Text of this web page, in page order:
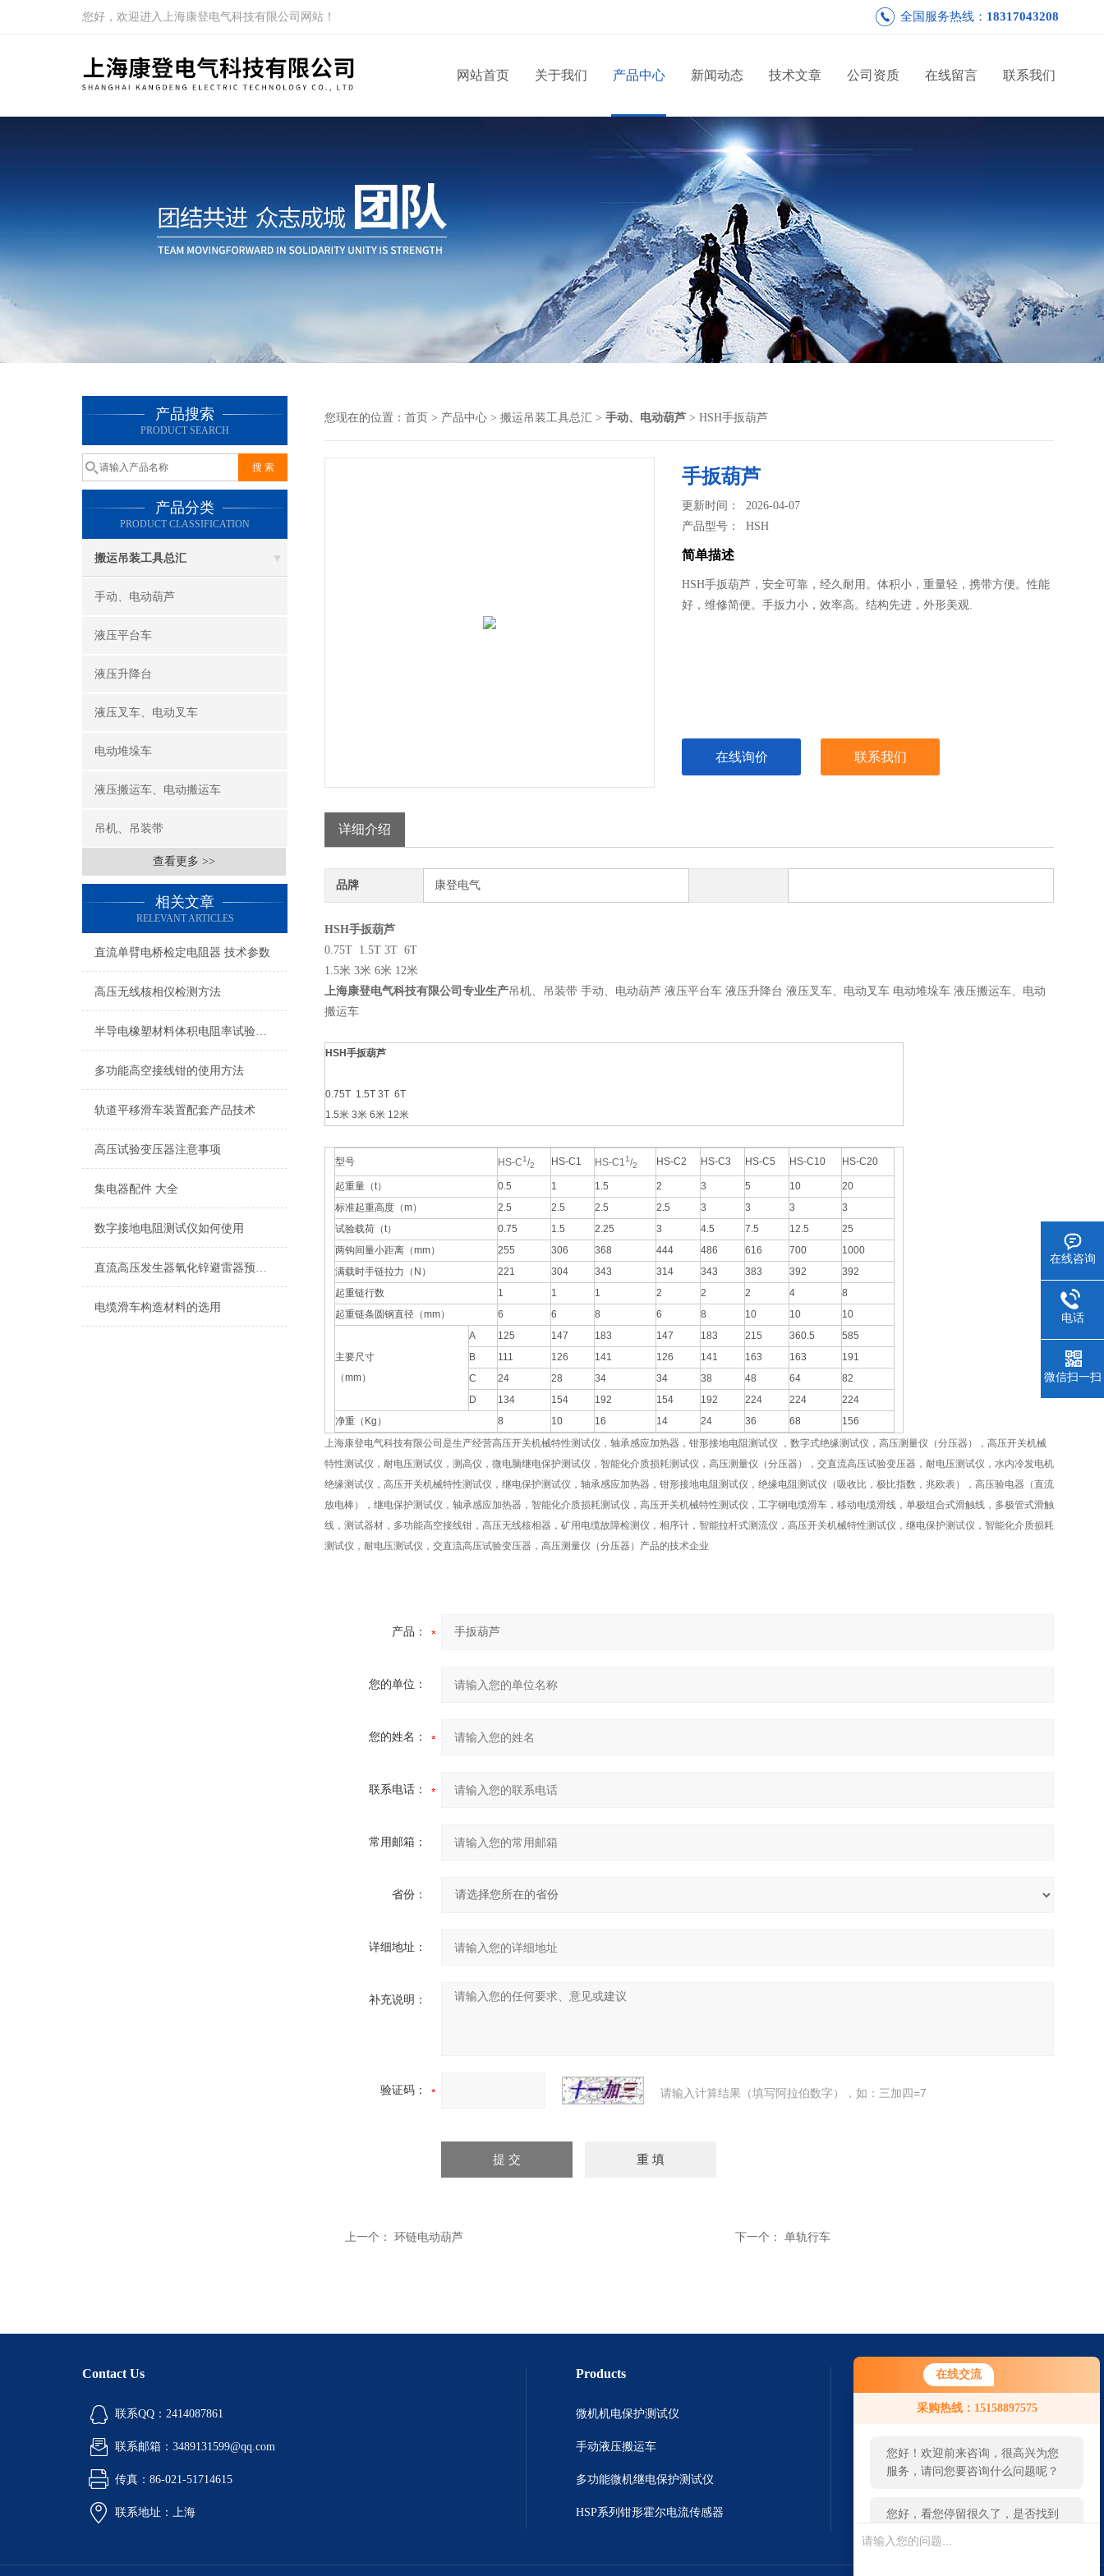
在线交流
采购热线：15158897575
您好！欢迎前来咨询，很高兴为您
服务，请问您要咨询什么问题呢？
您好，看您停留很久了，是否找到
了需求产品，您可以直接在线与我
您好，欢迎进入上海康登电气科技有限公司网站！ 全国服务热线： 18317043208
网站首页 关于我们 产品中心 新闻动态 技术文章 公司资质 在线留言 联系我们
产品搜索
PRODUCT SEARCH
产品分类
PRODUCT CLASSIFICATION
搬运吊装工具总汇
手动、电动葫芦
液压平台车
液压升降台
液压叉车、电动叉车
电动堆垛车
液压搬运车、电动搬运车
吊机、吊装带
查看更多 >>
相关文章
RELEVANT ARTICLES
直流单臂电桥检定电阻器 技术参数
高压无线核相仪检测方法
半导电橡塑材料体积电阻率试验仪产品概述
多功能高空接线钳的使用方法
轨道平移滑车装置配套产品技术
高压试验变压器注意事项
集电器配件 大全
数字接地电阻测试仪如何使用
直流高压发生器氧化锌避雷器预试方法
电缆滑车构造材料的选用
您现在的位置： 首页 > 产品中心 > 搬运吊装工具总汇 > 手动、电动葫芦 > HSH手扳葫芦
手扳葫芦
更新时间： 2026-04-07
产品型号：HSH
简单描述
HSH手扳葫芦，安全可靠，经久耐用。体积小，重量轻，携带方便。性能
好，维修简便。手扳力小，效率高。结构先进，外形美观.
在线询价 联系我们
详细介绍
品牌 康登电气
HSH手扳葫芦
0.75T 1.5T 3T 6T
1.5米 3米 6米 12米
上海康登电气科技有限公司专业生产吊机、吊装带 手动、电动葫芦 液压平台车 液压升降台 液压叉车、电动叉车 电动堆垛车 液压搬运车、电动
搬运车
HSH 手扳葫芦
0.75T 1.5T 3T 6T
1.5米 3米 6米 12米
型号 HS-C1/2 HS-C1 HS-C11/2 HS-C2 HS-C3 HS-C5 HS-C10 HS-C20
起重量（t） 0.5 1 1.5 2 3 5 10
20
标准起重高度（m）
2.5 2.5 2.5 2.5 3 3 3
3
试验载荷（t）
0.75 1.5 2.25 3 4.5 7.5 12.5
25
两钩间量小距离（mm）
255 306 368 444 486 616 700
1000
满载时手链拉力（N）
221 304 343 314 343 383 392
392
起重链行数
1 1 1 2 2 2 4
8
起重链条圆钢直径（mm）
6 6 8 6 8 10 10 10
主要尺寸
（mm）
A 125 147 183 147 183 215 360.5
585
B
111 126 141 126 141 163 163
191
C
24 28 34 34 38 48 64
82
D
134 154 192 154 192 224 224
224
净重（Kg）
8 10 16 14 24 36 68
156
上海康登电气科技有限公司是生产经营高压开关机械特性测试仪，轴承感应加热器，钳形接地电阻测试仪 ，数字式绝缘测试仪，高压测量仪（分压器），高压开关机械
特性测试仪，耐电压测试仪，测高仪，微电脑继电保护测试仪，智能化介质损耗测试仪，高压测量仪（分压器），交直流高压试验变压器，耐电压测试仪，水内冷发电机
绝缘测试仪，高压开关机械特性测试仪，继电保护测试仪，轴承感应加热器，钳形接地电阻测试仪，绝缘电阻测试仪（吸收比，极比指数，兆欧表），高压验电器（直流
放电棒），继电保护测试仪，轴承感应加热器，智能化介质损耗测试仪，高压开关机械特性测试仪，工字钢电缆滑车，移动电缆滑线，单极组合式滑触线，多极管式滑触
线，测试器材，多功能高空接线钳，高压无线核相器，矿用电缆故障检测仪，相序计，智能拉杆式测流仪，高压开关机械特性测试仪，继电保护测试仪，智能化介质损耗
测试仪，耐电压测试仪，交直流高压试验变压器，高压测量仪（分压器） 产品的技术企业
产品：
您的单位：
您的姓名：
联系电话：
常用邮箱：
省份：
详细地址：
补充说明：
验证码： 请输入计算结果（填写阿拉伯数字），如：三加四=7
上一个： 环链电动葫芦 下一个： 单轨行车
Contact Us
联系QQ：2414087861
联系邮箱：3489131599@qq.com
传真：86-021-51714615
联系地址：上海
Products
微机机电保护测试仪
手动液压搬运车
多功能微机继电保护测试仪
HSP系列钳形霍尔电流传感器 扫一扫 微信咨询
在线咨询
电话
微信扫一扫